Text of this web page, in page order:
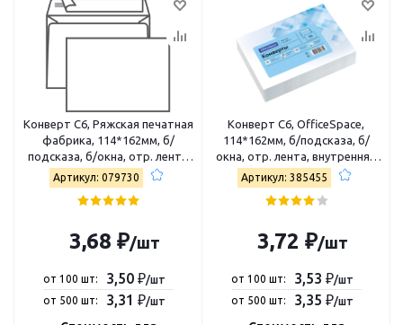
Конверт С6, Ряжская печатная
фабрика, 114*162мм, б/
подсказа, б/окна, отр. лента
(4607122772127)
Артикул: 079730
3,68 ₽/шт
от 100 шт: 3,50 ₽/шт
от 500 шт:
3,31 ₽/шт
Конверт С6, OfficeSpace,
114*162мм, б/подсказа, б/
окна, отр. лента, внутренняя
запечатка, термоусадка
С6.100.1з
Артикул: 385455
3,72 ₽/шт
от 100 шт: 3,53 ₽/шт
от 500 шт:
3,35 ₽/шт